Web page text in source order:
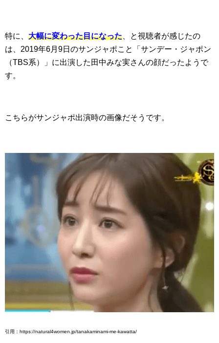
特に、 大幅に変わった目になった 、と視聴者が感じたの
は、2019年6月9日のサンジャポこと「サンデー・ジャポン
（TBS系）」に出演した田中みな実さんの顔だったようで
す。
こちらがサンジャポ出演時の画像だそうです。
引用：https://natural4women.jp/tanakaminami-me-kawatta/